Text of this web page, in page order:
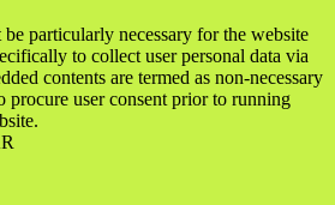
particularly necessary for the website
to collect user personal data via
contents are termed as non-necessary
procure user consent prior to running